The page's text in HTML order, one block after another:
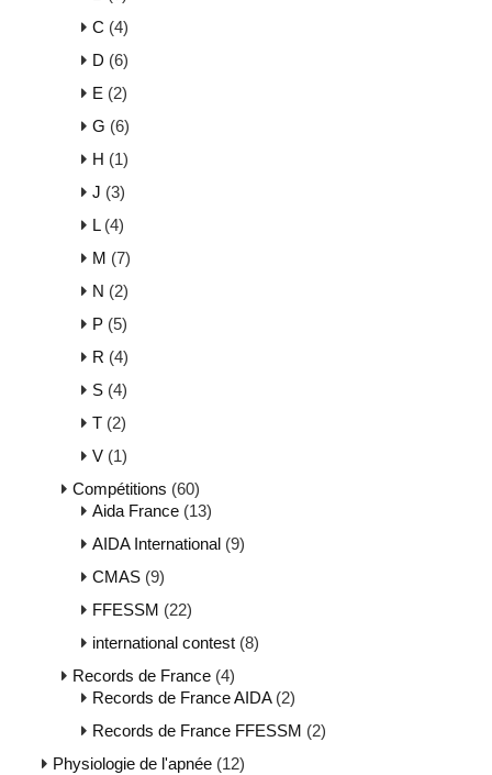
C (4)
D (6)
E (2)
G (6)
H (1)
J (3)
L(4)
M (7)
N (2)
P (5)
R (4)
S (4)
T (2)
V (1)
Compétitions (60)
Aida France (13)
AIDA International (9)
CMAS (9)
FFESSM (22)
international contest (8)
Records de France (4)
Records de France AIDA(2)
Records de France FFESSM (2)
Physiologie de l'apnée (12)